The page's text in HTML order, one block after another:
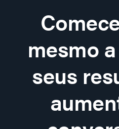
mesmo
seus